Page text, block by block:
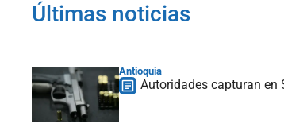
Últimas noticias
Antioquia
Autoridades capturan en